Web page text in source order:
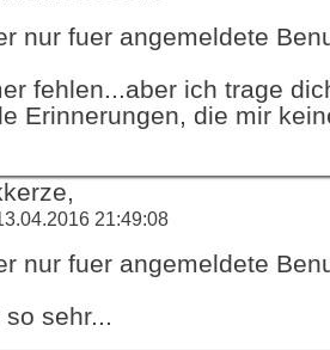
nur fuer angemeldete
fehlen...aber ich trage
Erinnerungen, die mir
21:49:08
nur fuer angemeldete
sehr...